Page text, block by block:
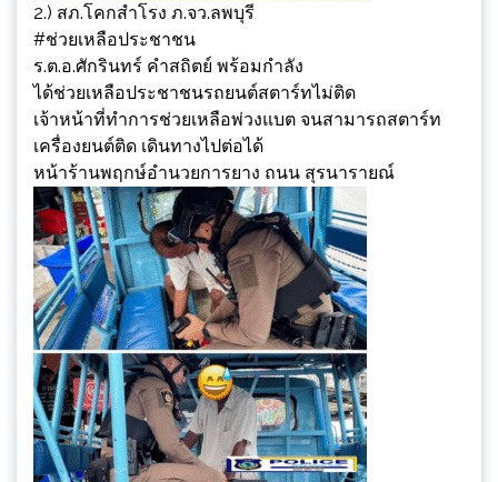
2.) สภ.โคกสำโรง​ ภ.จว.ลพบุรี
#ช่วยเหลือประชาชน
ร.ต.อ.ศักรินทร์ คำสถิตย์ พร้อมกำลัง
ได้ช่วยเหลือประชาชนรถยนต์สตาร์ทไม่ติด
เจ้าหน้าที่ทำการช่วยเหลือพ่วงแบต จนสามารถสตาร์ท
เครื่องยนต์ติด เดินทางไปต่อได้
หน้าร้านพฤกษ์อำนวยการยาง ถนน สุรนารายณ์